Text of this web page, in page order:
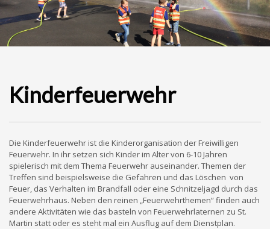
Kinderfeuerwehr
Die Kinderfeuerwehr ist die Kinderorganisation der Freiwilligen
Feuerwehr. In ihr setzen sich Kinder im Alter von 6-10 Jahren
spielerisch mit dem Thema Feuerwehr auseinander. Themen der
Treffen sind beispielsweise die Gefahren und das Löschen von
Feuer, das Verhalten im Brandfall oder eine Schnitzeljagd durch das
Feuerwehrhaus. Neben den reinen „Feuerwehrthemen“ finden auch
andere Aktivitäten wie das basteln von Feuerwehrlaternen zu St.
Martin statt oder es steht mal ein Ausflug auf dem Dienstplan.